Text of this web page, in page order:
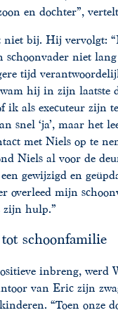
en dochter”,
niet bij. Hij vervolgt:
niet lang
tijd
hij in zijn laatste
ik als executeur zijn
snel ‘ja’, maar het
met Niels op te
Niels al voor de
gewijzigd en
overleed mijn
zijn hulp.”
schoonfamilie
inbreng, werd
van Eric zijn
“Toen onze